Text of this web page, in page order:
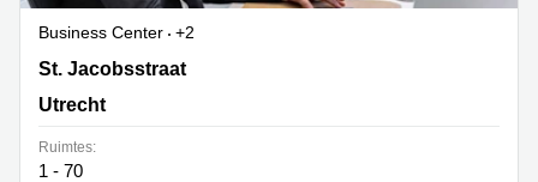
Business Center
+2
St. Jacobsstraat 123- 135, Utrecht
St. Jacobsstraat
Utrecht
Ruimtes:
1 - 70